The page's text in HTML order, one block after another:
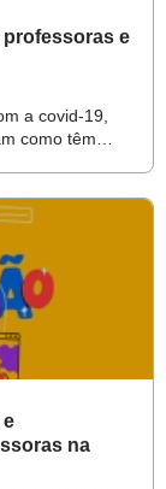
e
a covid-19,
como têm
na